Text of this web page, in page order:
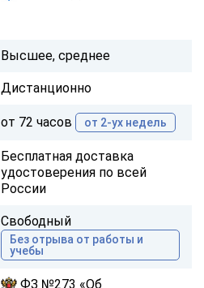
Высшее, среднее
Дистанционно
от 72 часов от 2-ух недель
Бесплатная доставка
удостоверения по всей
России
Свободный
Без отрыва от работы и
учебы
ФЗ №273 «Об